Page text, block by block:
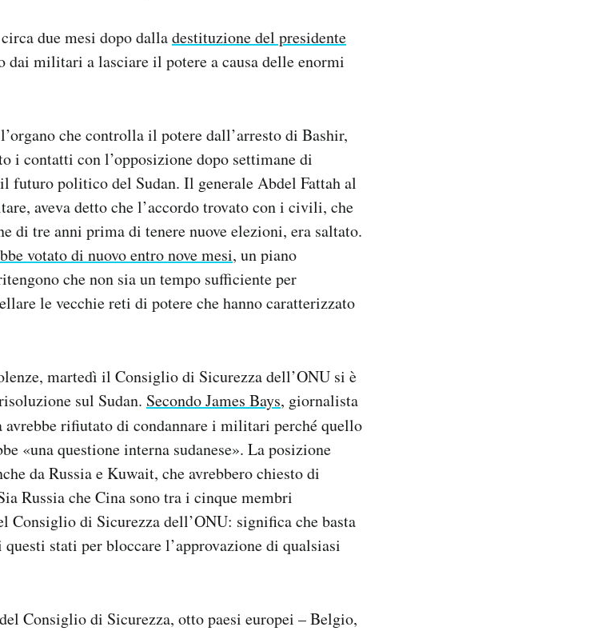
due mesi dopo dalladestituzione del presidente
dai militari a lasciare il potere a causa delle enormi
che controlla il potere dall’arresto di Bashir,
i contatti con l’opposizione dopo settimane di
politico del Sudan. Il generale Abdel Fattah al
aveva detto che l’accordo trovato con i civili, che
di tre anni prima di tenere nuove elezioni, era saltato.
votato di nuovo entro nove mesi, un piano
che non sia un tempo sufficiente per
le vecchie reti di potere che hanno caratterizzato
martedì il Consiglio di Sicurezza dell’ONU si è
sul Sudan. Secondo James Bays, giornalista
avrebbe rifiutato di condannare i militari perché quello
«una questione interna sudanese». La posizione
da Russia e Kuwait, che avrebbero chiesto di
Russia che Cina sono tra i cinque membri
Consiglio di Sicurezza dell’ONU: significa che basta
stati per bloccare l’approvazione di qualsiasi
Consiglio di Sicurezza, otto paesi europei – Belgio,